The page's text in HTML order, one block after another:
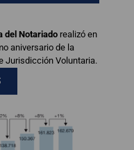
del Notariado realizó en
aniversario de la
Jurisdicción Voluntaria.